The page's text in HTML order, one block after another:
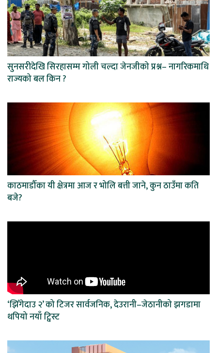
सुनसरीदेखि सिरहासम्म गोली चल्दा जेनजीको प्रश्न– नागरिकमाथि
राज्यको बल किन ?
काठमाडौँका यी क्षेत्रमा आज र भोलि बत्ती जाने, कुन ठाउँमा कति
बजे?
‘झिँगेदाउ २’ को टिजर सार्वजनिक, देउरानी–जेठानीको झगडामा
थपियो नयाँ ट्विस्ट